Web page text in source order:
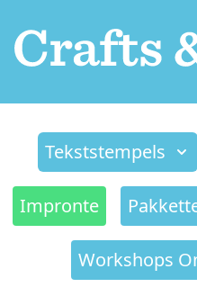
Tekststempels
Impronte
Workshops